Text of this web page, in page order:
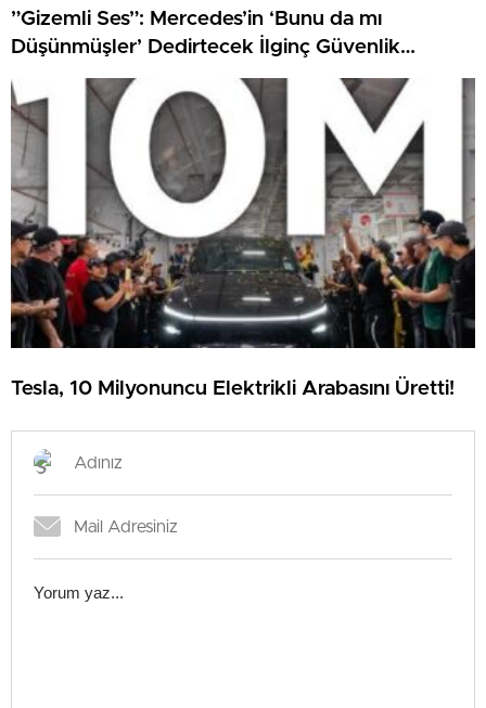
”Gizemli Ses”: Mercedes’in ‘Bunu da mı
Düşünmüşler’ Dedirtecek İlginç Güvenlik
Özelliği
Tesla, 10 Milyonuncu Elektrikli Arabasını Üretti!